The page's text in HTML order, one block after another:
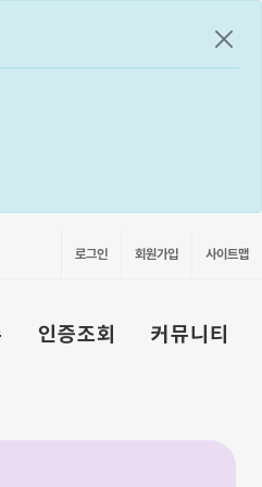
공지
로그인 회원가입 사이트맵
인증조회 커뮤니티